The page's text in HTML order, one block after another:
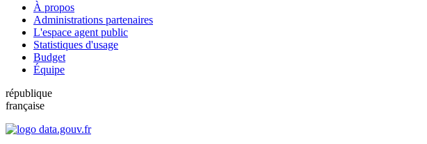
À propos
Administrations partenaires
L'espace agent public
Statistiques d'usage
Budget
Équipe
république
française